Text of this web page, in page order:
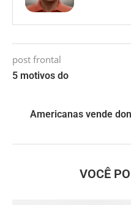
post frontal
5 motivos do
Americanas vende
VOCÊ